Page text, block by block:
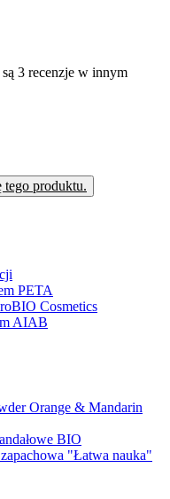
3 recenzje w innym
tego produktu.
PETA
Cosmetics
AIAB
Orange & Mandarin
BIO
"Łatwa nauka"